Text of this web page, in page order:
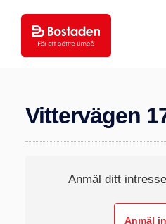
MENY
Vittervägen
Anmäl ditt